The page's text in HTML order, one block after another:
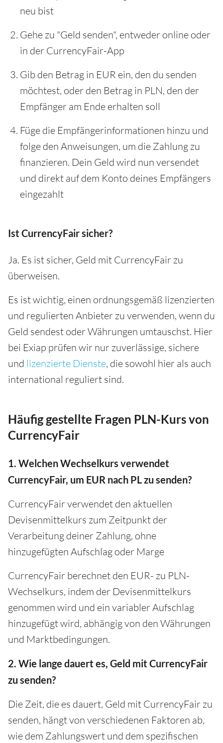
neu bist
Gehe zu "Geld senden", entweder online oder
in der CurrencyFair-App
Gib den Betrag in EUR ein, den du senden
möchtest, oder den Betrag in PLN, den der
Empfänger am Ende erhalten soll
Füge die Empfängerinformationen hinzu und
folge den Anweisungen, um die Zahlung zu
finanzieren. Dein Geld wird nun versendet
und direkt auf dem Konto deines Empfängers
eingezahlt
Ist CurrencyFair sicher?
Ja. Es ist sicher, Geld mit CurrencyFair zu
überweisen.
Es ist wichtig, einen ordnungsgemäß lizenzierten
und regulierten Anbieter zu verwenden, wenn du
Geld sendest oder Währungen umtauschst. Hier
bei Exiap prüfen wir nur zuverlässige, sichere
und lizenzierte Dienste, die sowohl hier als auch
international reguliert sind.
Häufig gestellte Fragen PLN-Kurs von
CurrencyFair
1. Welchen Wechselkurs verwendet
CurrencyFair, um EUR nach PL zu senden?
CurrencyFair verwendet den aktuellen
Devisenmittelkurs zum Zeitpunkt der
Verarbeitung deiner Zahlung, ohne
hinzugefügten Aufschlag oder Marge
CurrencyFair berechnet den EUR- zu PLN-
Wechselkurs, indem der Devisenmittelkurs
genommen wird und ein variabler Aufschlag
hinzugefügt wird, abhängig von den Währungen
und Marktbedingungen.
2. Wie lange dauert es, Geld mit CurrencyFair
zu senden?
Die Zeit, die es dauert, Geld mit CurrencyFair zu
senden, hängt von verschiedenen Faktoren ab,
wie dem Zahlungswert und dem spezifischen